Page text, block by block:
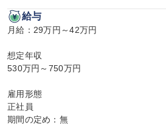
給与
月給：29万円～42万円
想定年収
530万円～750万円
雇用形態
正社員
期間の定め：無